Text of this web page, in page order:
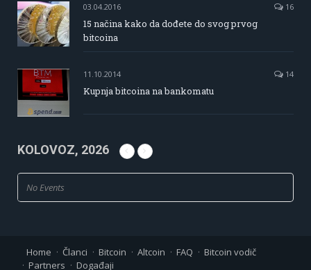
03.04.2016 16
15 načina kako da dođete do svog prvog
bitcoina
11.10.2014 14
Kupnja bitcoina na bankomatu
KOLOVOZ, 2026
No Events
Home Članci Bitcoin Altcoin FAQ
Bitcoin vodič
Partners
Događaji